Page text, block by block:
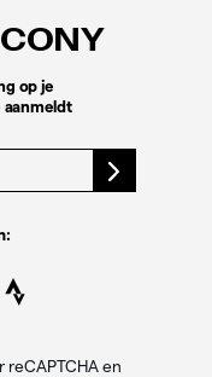
op je
aanmeldt
en